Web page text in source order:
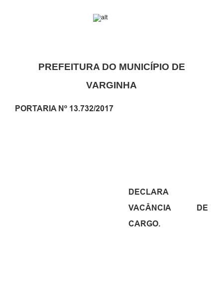
PREFEITURA DO MUNICÍPIO DE
VARGINHA
PORTARIA Nº 13.732/2017
DECLARA
VACÂNCIA DE
CARGO.